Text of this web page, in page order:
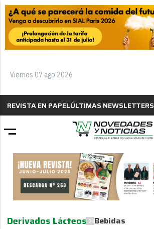
Viernes 07 ago 2026
REVISTA EN PAPELÚLTIMAS NEWSLETTERS
Derivados Lácteos Bebidas